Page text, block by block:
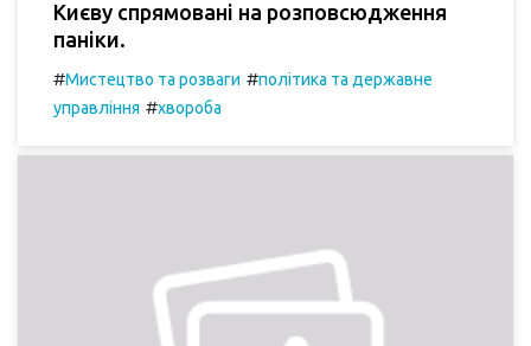
Києву спрямовані на розповсюдження
паніки.
#Мистецтво та розваги #політика та державне
управління #хвороба